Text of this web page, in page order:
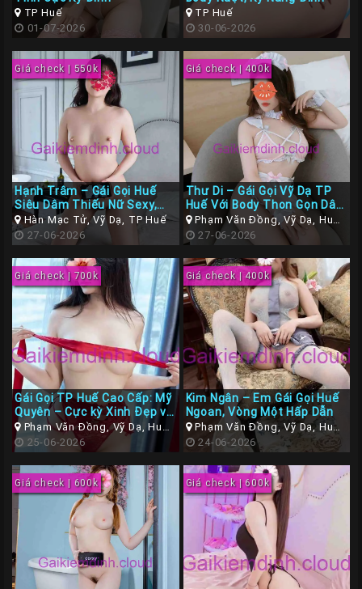
Miền
Trung
Các
TP
Các
TP
Miền
Bắc
Thành
Viên
TP Huế
01-07-2026
TP Huế
30-06-2026
Giá check | 550k
Hạnh Trâm – Gái Gọi Huế
Siêu Dâm Thiếu Nữ Sexy,
Body Gọn Gàng
Hàn Mạc Tử, Vỹ Dạ, TP Huế
27-06-2026
Giá check | 400k
Thư Di – Gái Gọi Vỹ Dạ TP
Huế Với Body Thon Gọn Dâm
Đãng
Phạm Văn Đồng, Vỹ Dạ, Huế,
Thừa Thiên Huế
27-06-2026
Giá check | 700k
Gái Gọi TP Huế Cao Cấp: Mỹ
Quyên – Cực kỳ Xinh Đẹp và
Đáng Yêu
Phạm Văn Đồng, Vỹ Dạ, Huế,
Thừa Thiên Huế
25-06-2026
Giá check | 400k
Kim Ngân – Em Gái Gọi Huế
Ngoan, Vòng Một Hấp Dẫn
Phạm Văn Đồng, Vỹ Dạ, Huế,
Thừa Thiên Huế
24-06-2026
Giá check | 600k Giá check | 600k